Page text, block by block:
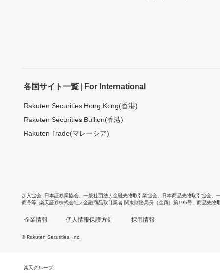
各国サイト一覧 | For International
Rakuten Securities Hong Kong(香港)
Rakuten Securities Bullion(香港)
Rakuten Trade(マレーシア)
加入協会 日本証券業協会 一般社団法人金融先物取引業協会 日本商品先物取引協会
商号等 楽天証券株式会社／金融商品取引業者 関東財務局長（金商）第195号、商品先物
企業情報 個人情報保護方針 採用情報
© Rakuten Securities, Inc.
楽天グループ